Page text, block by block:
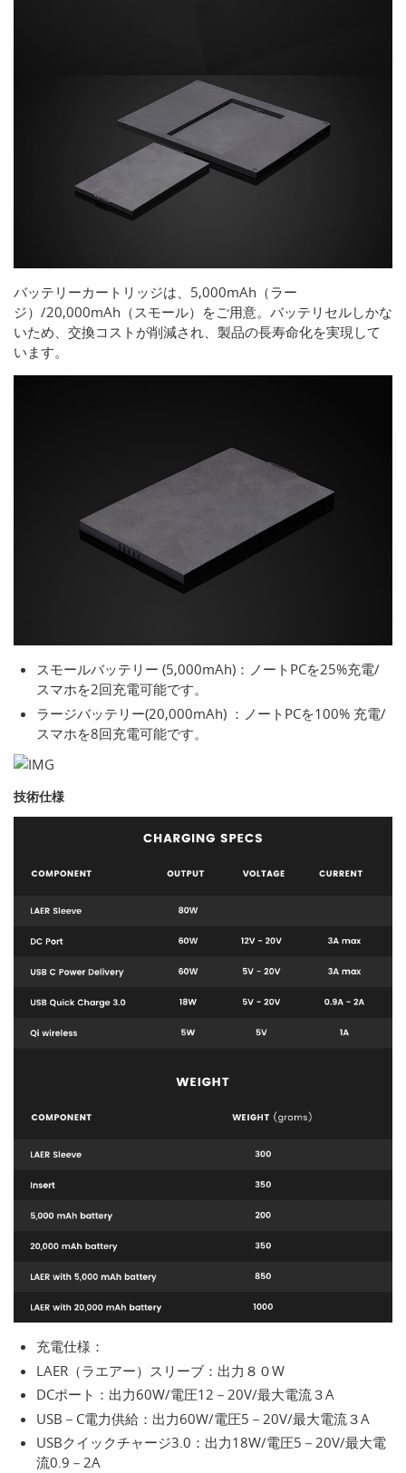
バッテリーカートリッジは、5,000mAh（ラー
ジ）/20,000mAh（スモール）をご用意。バッテリセルしかな
いため、交換コストが削減され、製品の長寿命化を実現して
います。
スモールバッテリー (5,000mAh)：ノートPCを25%充電/
スマホを2回充電可能です。
ラージバッテリー(20,000mAh) ：ノートPCを100% 充電/
スマホを8回充電可能です。
技術仕様
充電仕様：
LAER（ラエアー）スリーブ：出力８０W
DCポート：出力60W/電圧12－20V/最大電流３A
USB－C電力供給：出力60W/電圧5－20V/最大電流３A
USBクイックチャージ3.0：出力18W/電圧5－20V/最大電
流0.9－2A